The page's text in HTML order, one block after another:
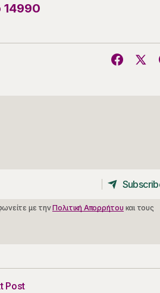
14990
με τηνΠολιτική Απορρήτου και τους
Post